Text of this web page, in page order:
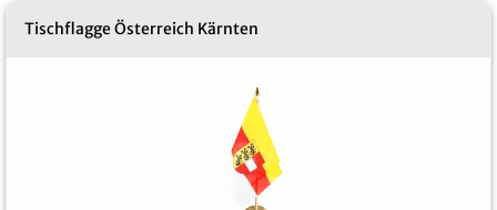
Tischflagge Österreich Kärnten